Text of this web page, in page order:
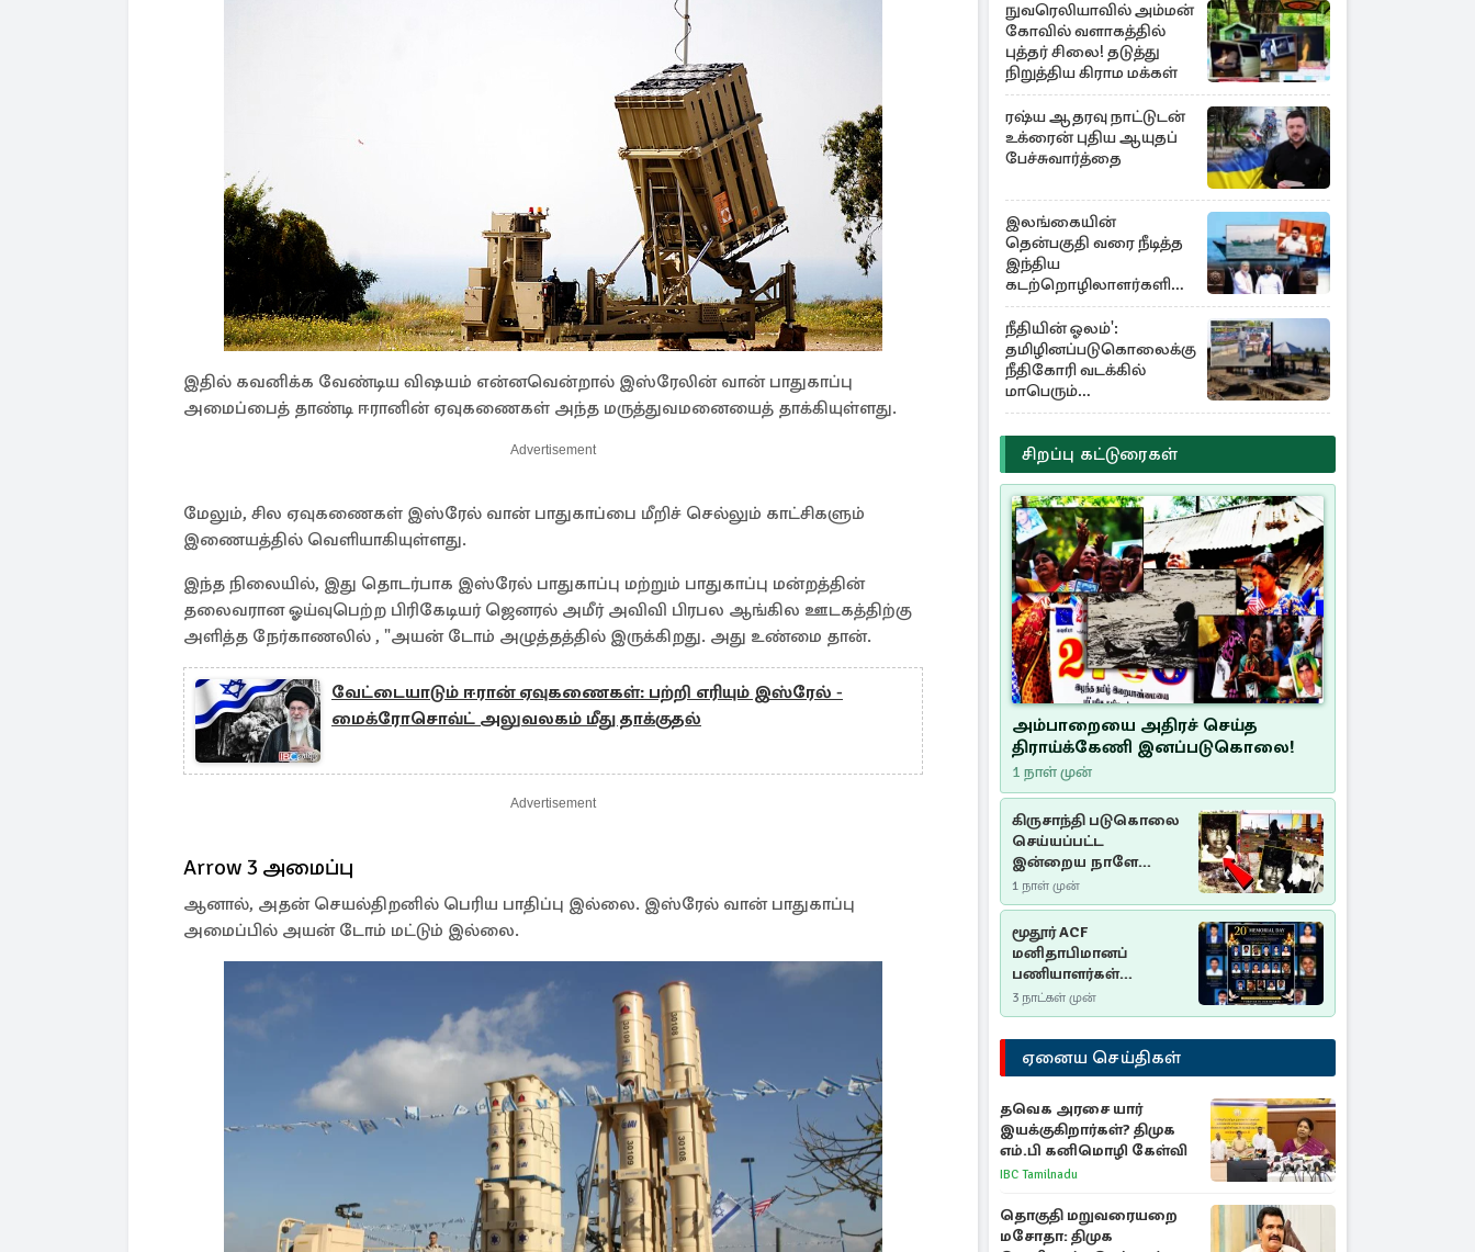
இதில் கவனிக்க வேண்டிய விஷயம் என்னவென்றால் இஸ்ரேலின் வான் பாதுகாப்பு
அமைப்பைத் தாண்டி ஈரானின் ஏவுகணைகள் அந்த மருத்துவமனையைத் தாக்கியுள்ளது.
Advertisement
மேலும், சில ஏவுகணைகள் இஸ்ரேல் வான் பாதுகாப்பை மீறிச் செல்லும் காட்சிகளும்
இணையத்தில் வெளியாகியுள்ளது.
இந்த நிலையில், இது தொடர்பாக இஸ்ரேல் பாதுகாப்பு மற்றும் பாதுகாப்பு மன்றத்தின்
தலைவரான ஓய்வுபெற்ற பிரிகேடியர் ஜெனரல் அமீர் அவிவி பிரபல ஆங்கில ஊடகத்திற்கு
அளித்த நேர்காணலில் , "அயன் டோம் அழுத்தத்தில் இருக்கிறது. அது உண்மை தான்.
வேட்டையாடும் ஈரான் ஏவுகணைகள்: பற்றி எரியும் இஸ்ரேல் -
மைக்ரோசொவ்ட் அலுவலகம் மீது தாக்குதல்
Advertisement
Arrow 3 அமைப்பு
ஆனால், அதன் செயல்திறனில் பெரிய பாதிப்பு இல்லை. இஸ்ரேல் வான் பாதுகாப்பு
அமைப்பில் அயன் டோம் மட்டும் இல்லை.
குறித்து விசாரணை
நுவரெலியாவில் அம்மன்
கோவில் வளாகத்தில்
புத்தர் சிலை! தடுத்து
நிறுத்திய கிராம மக்கள்
ரஷ்ய ஆதரவு நாட்டுடன்
உக்ரைன் புதிய ஆயுதப்
பேச்சுவார்த்தை
இலங்கையின்
தென்பகுதி வரை நீடித்த
இந்திய
கடற்றொழிலாளர்களின்
ஊடுருவல்
நீதியின் ஓலம்':
தமிழினப்படுகொலைக்கு
நீதிகோரி வடக்கில்
மாபெரும்
கவனயீர்ப்புப்போராட்டம்
சிறப்பு கட்டுரைகள்
அம்பாறையை அதிரச் செய்த
திராய்க்கேணி இனப்படுகொலை!
1 நாள் முன்
கிருசாந்தி படுகொலை
செய்யப்பட்ட
இன்றைய நாளே
செம்மணி
இனப்படுகொலை
தினம்…!
1 நாள் முன்
மூதூர் ACF
மனிதாபிமானப்
பணியாளர்கள்
படுகொலை (2006): 20
ஆண்டுகளாகியும் நீதி
மறுக்கப்பட்ட
மனிதாபிமானப்
பேரவலம்
3 நாட்கள் முன்
ஏனைய செய்திகள்
தவெக அரசை யார்
இயக்குகிறார்கள்? திமுக
எம்.பி கனிமொழி கேள்வி
IBC Tamilnadu
தொகுதி மறுவரையறை
மசோதா: திமுக